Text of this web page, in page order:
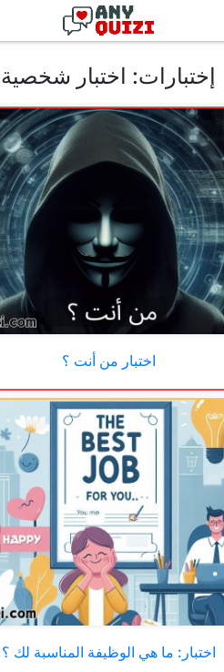
إختبارات: اختبار شخصية
اختبار من أنت ؟
اختبار: ما هي الوظيفة المناسبة لك ؟